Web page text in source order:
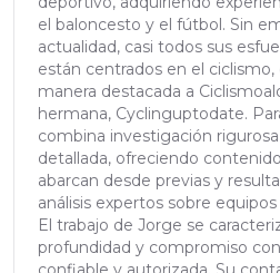
el baloncesto y el fútbol. Sin
actualidad, casi todos sus
están centrados en el
manera destacada a
hermana, Cyclinguptodate.
combina investigación
detallada, ofreciendo
abarcan desde previas y
análisis expertos sobre
El trabajo de Jorge se
profundidad y compromiso